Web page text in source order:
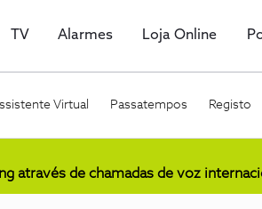
TV Alarmes Loja Online
Virtual Passatempos Registo
através de chamadas de voz